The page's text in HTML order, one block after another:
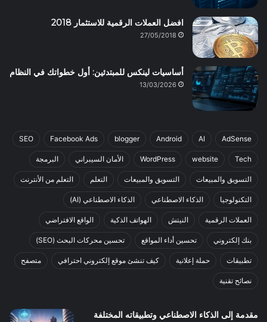
افضل العملات الرقمية للاستثمار 2018
27/05/2018
أساسيات لينكس للمبتدئين: أول خطواتك في النظام
13/03/2026
AdSense
AI
Android
blogger
Facebook Ads
SEO
Tech
website
WordPress الأمان السيبراني البرمجة
التسويق والمبيعات التسويق والمبيعات التعلم التعلم من الأنترنت
التكنولوجيا الذكاء الاصطناعي الذكاء الاصطناعي (AI)
العملات الرقمية النيتش الهواتف الذكية الواقع الافتراضي
بنك إلكتروني تحسين أداء المواقع تحسين محركات البحث (SEO)
تطبيقات حملة إعلانية كيف تنشئ موقع إلكتروني احترافي متصفح
نصائح تقنية
مقدمة إلى الذكاء الاصطناعي وتطبيقاته المختلفة